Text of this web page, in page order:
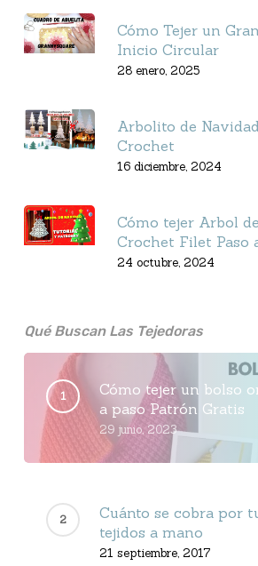
Cómo Tejer un
Inicio Circular
28 enero, 2025
Arbolito de
Crochet
16 diciembre, 2024
Cómo tejer Arbol
Crochet Filet Paso
24 octubre, 2024
Qué Buscan Las Tejedoras
Cómo tejer un bolso
a paso Patrón Gratis
29 junio, 2023
Cuánto se cobra por
tejidos a mano
21 septiembre, 2017